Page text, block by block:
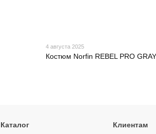
4 августа 2025
Костюм Norfin REBEL PRO GRAY
Каталог Клиентам